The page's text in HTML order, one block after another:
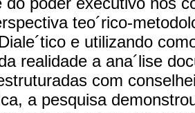
teo´rico-
e utilizando
realidade a ana´lise
com
a pesquisa